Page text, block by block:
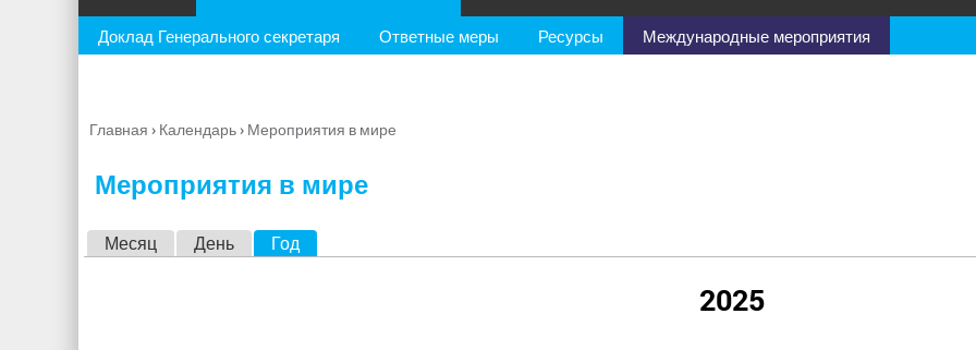
Доклад Генерального секретаря Ответные меры Ресурсы Международные мероприятия
Вы
Главная › Календарь› Мероприятия в мире
Мероприятия в мире
Месяц День Год
2025